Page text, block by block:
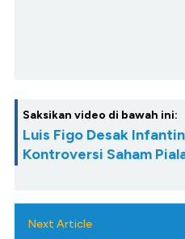
Saksikan video di bawah ini:
Luis Figo Desak
Kontroversi Saham
Next Article